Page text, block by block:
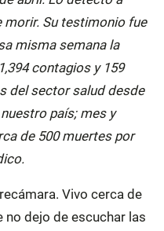
morir. Su testimonio fue
misma semana la
contagios y 159
del sector salud desde
país; mes y
de 500 muertes por
Vivo cerca de
no dejo de escuchar las